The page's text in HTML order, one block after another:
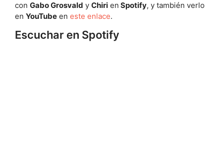
con Gabo Grosvald y Chiri en Spotify, y también verlo
en YouTube en este enlace.
Escuchar en Spotify